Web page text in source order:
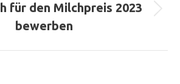
Nächster
Beitrag:
für den Milchpreis 2023
bewerben